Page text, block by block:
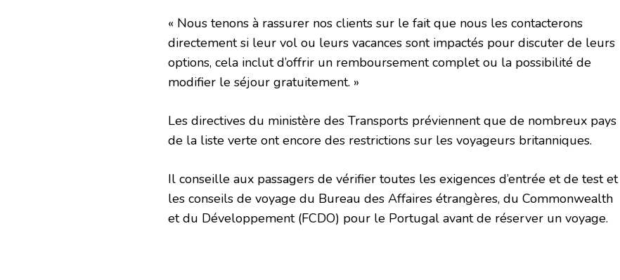
« Nous tenons à rassurer nos clients sur le fait que nous les contacterons
directement si leur vol ou leurs vacances sont impactés pour discuter de leurs
options, cela inclut d’offrir un remboursement complet ou la possibilité de
modifier le séjour gratuitement. »
Les directives du ministère des Transports préviennent que de nombreux pays
de la liste verte ont encore des restrictions sur les voyageurs britanniques.
Il conseille aux passagers de vérifier toutes les exigences d’entrée et de test et
les conseils de voyage du Bureau des Affaires étrangères, du Commonwealth
et du Développement (FCDO) pour le Portugal avant de réserver un voyage.